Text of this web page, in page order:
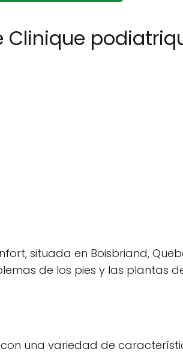
Clinique
situada en Boisbriand,
de los pies y las plantas
una variedad de